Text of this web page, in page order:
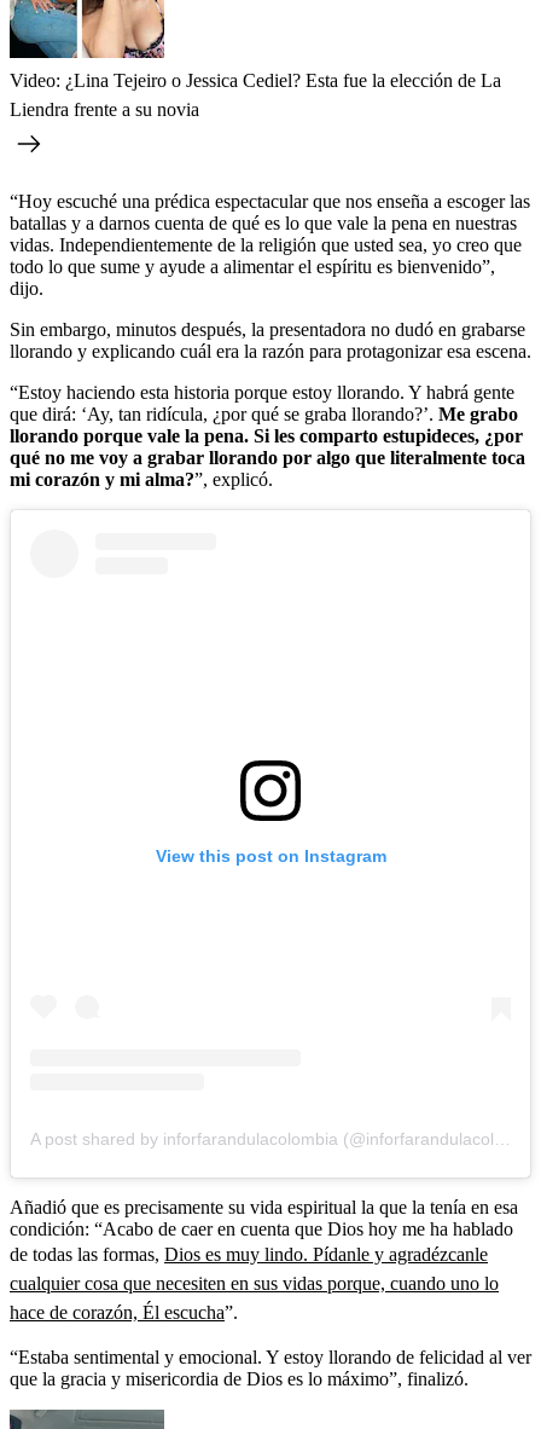
Video: ¿Lina Tejeiro o Jessica Cediel? Esta fue la elección de La
Liendra frente a su novia
“Hoy escuché una prédica espectacular que nos enseña a escoger las
batallas y a darnos cuenta de qué es lo que vale la pena en nuestras
vidas. Independientemente de la religión que usted sea, yo creo que
todo lo que sume y ayude a alimentar el espíritu es bienvenido”,
dijo.
Sin embargo, minutos después, la presentadora no dudó en grabarse
llorando y explicando cuál era la razón para protagonizar esa escena.
“Estoy haciendo esta historia porque estoy llorando. Y habrá gente
que dirá: ‘Ay, tan ridícula, ¿por qué se graba llorando?’. Me grabo
llorando porque vale la pena. Si les comparto estupideces, ¿por
qué no me voy a grabar llorando por algo que literalmente toca
mi corazón y mi alma?”, explicó.
View this post on Instagram
Añadió que es precisamente su vida espiritual la que la tenía en esa
condición: “Acabo de caer en cuenta que Dios hoy me ha hablado
de todas las formas, Dios es muy lindo. Pídanle y agradézcanle
cualquier cosa que necesiten en sus vidas porque, cuando uno lo
hace de corazón, Él escucha”.
“Estaba sentimental y emocional. Y estoy llorando de felicidad al ver
que la gracia y misericordia de Dios es lo máximo”, finalizó.